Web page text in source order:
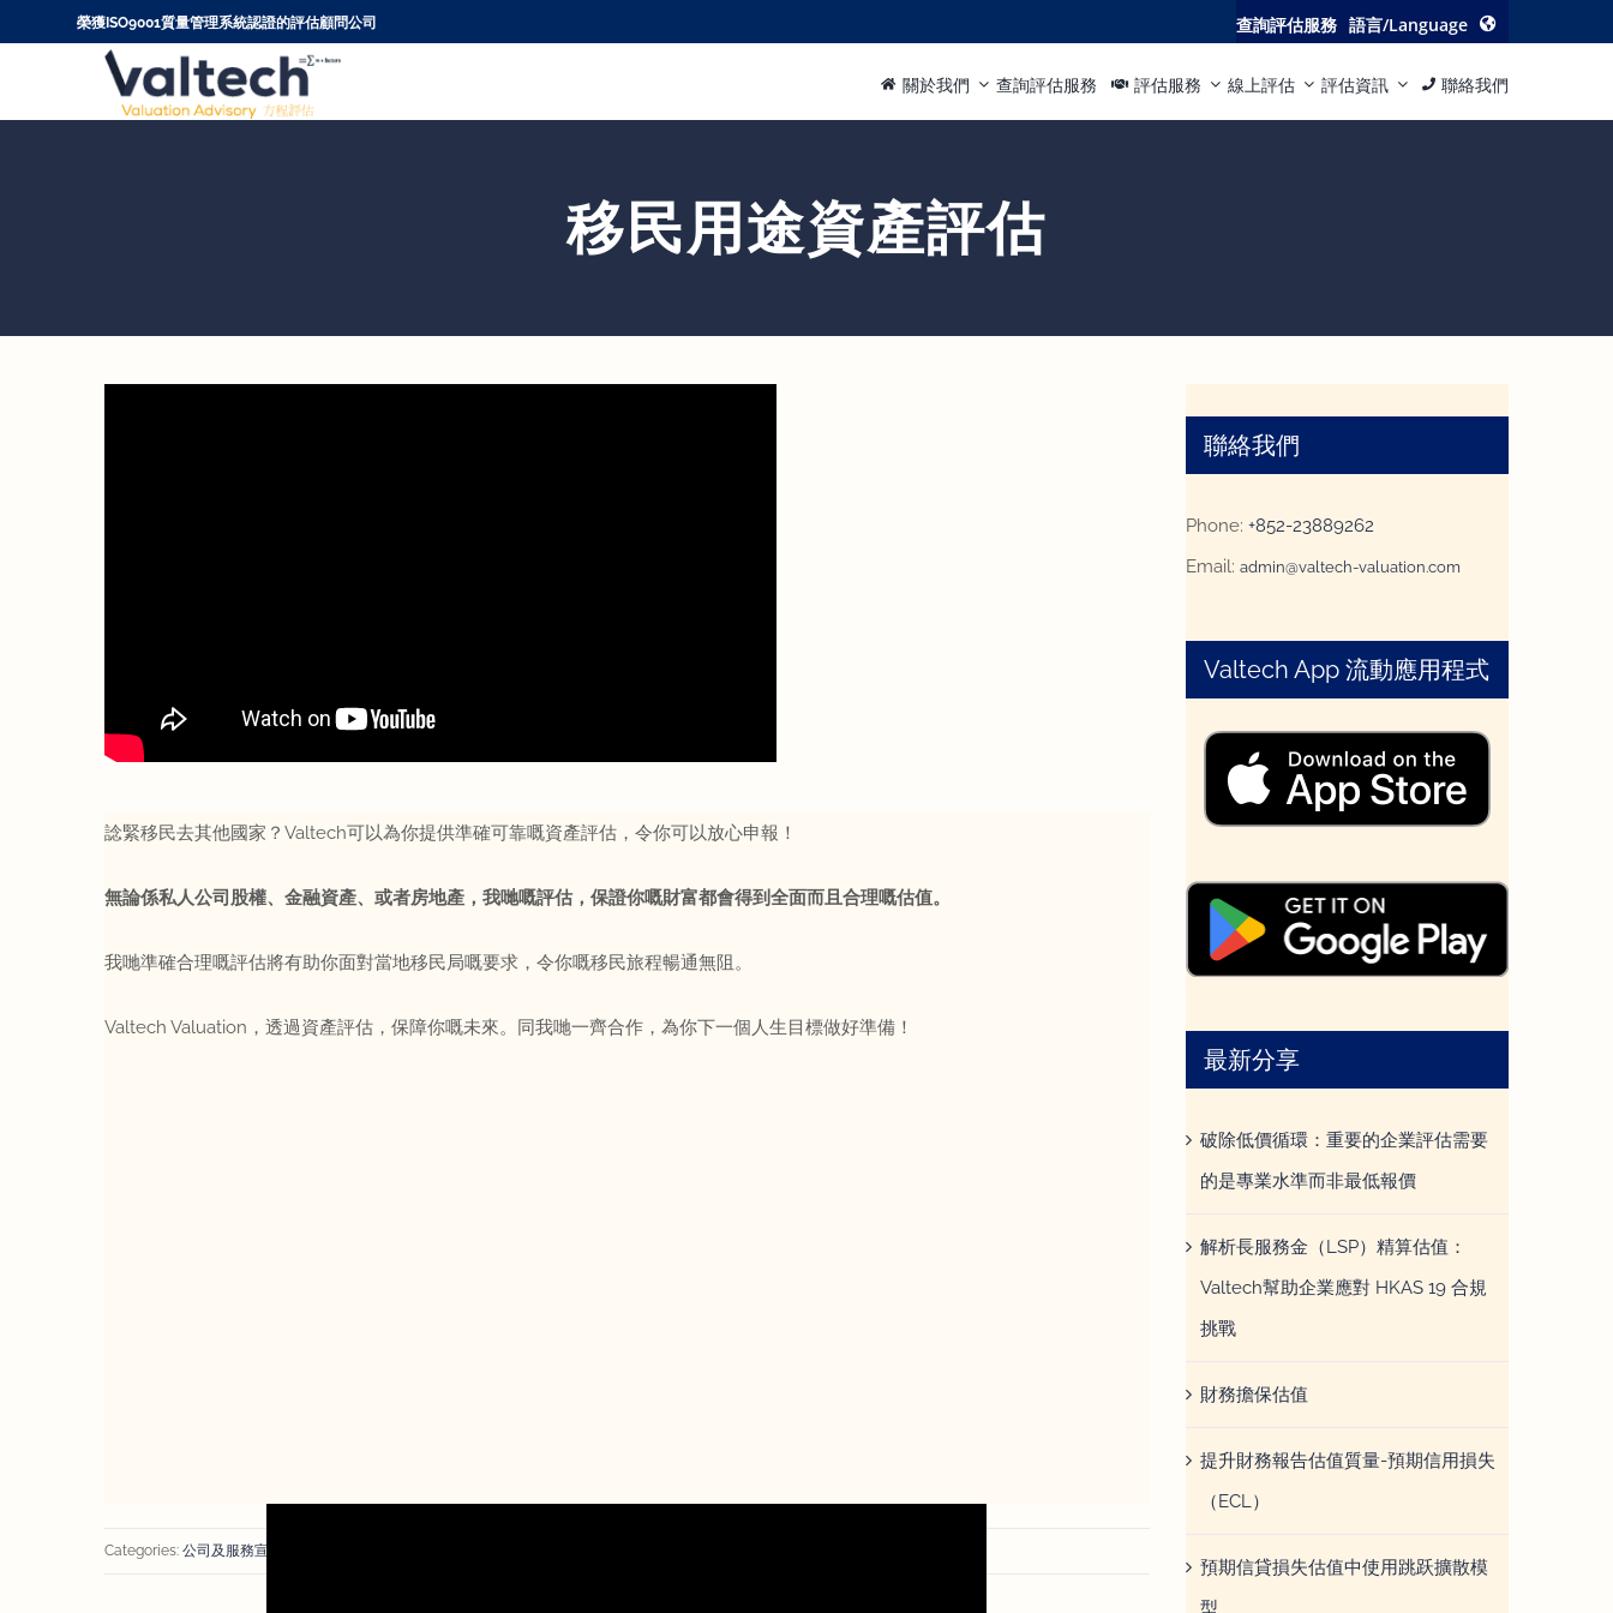
榮獲ISO9001質量管理系統認證的評估顧問公司 查詢評估服務 語言/Language
關於我們 查詢評估服務 評估服務 線上評估 評估資訊 聯絡我們
移民用途資產評估
諗緊移民去其他國家？Valtech可以為你提供準確可靠嘅資產評估，令你可以放心申報！
無論係私人公司股權、金融資產、或者房地產，我哋嘅評估，保證你嘅財富都會得到全面而且合理嘅估值。
我哋準確合理嘅評估將有助你面對當地移民局嘅要求，令你嘅移民旅程暢通無阻。
Valtech Valuation，透過資產評估，保障你嘅未來。同我哋一齊合作，為你下一個人生目標做好準備！
Categories: 公司及服務宣傳片
聯絡我們
Phone: +852-23889262
Email: admin@valtech-valuation.com
Valtech App 流動應用程式
最新分享
破除低價循環：重要的企業評估需要
的是專業水準而非最低報價
解析長服務金（LSP）精算估值：
Valtech幫助企業應對 HKAS 19 合規
挑戰
財務擔保估值
提升財務報告估值質量-預期信用損失
（ECL）
預期信貸損失估值中使用跳跃擴散模
型